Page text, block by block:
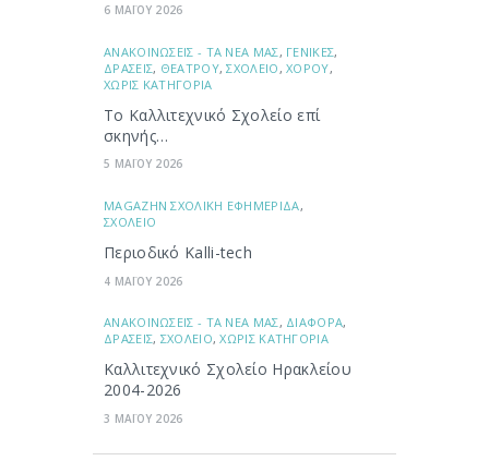
6 ΜΑΪΟΥ 2026
ΑΝΑΚΟΙΝΩΣΕΙΣ - ΤΑ ΝΕΑ ΜΑΣ, ΓΕΝΙΚΕΣ,
ΔΡΑΣΕΙΣ, ΘΕΑΤΡΟΥ,ΣΧΟΛΕΙΟ ,ΧΟΡΟΥ,
ΧΩΡΙΣ ΚΑΤΗΓΟΡΙΑ
Το Καλλιτεχνικό Σχολείο επί
σκηνής…
5 ΜΑΪΟΥ 2026
ΜAGAZHN ΣΧΟΛΙΚΗ ΕΦΗΜΕΡΙΔΑ,
ΣΧΟΛΕΙΟ
Περιοδικό Kalli-tech
4 ΜΑΪΟΥ 2026
ΑΝΑΚΟΙΝΩΣΕΙΣ - ΤΑ ΝΕΑ ΜΑΣ, ΔΙΑΦΟΡΑ,
ΔΡΑΣΕΙΣ, ΣΧΟΛΕΙΟ,ΧΩΡΙΣ ΚΑΤΗΓΟΡΙΑ
Καλλιτεχνικό Σχολείο Ηρακλείου
2004-2026
3 ΜΑΪΟΥ 2026